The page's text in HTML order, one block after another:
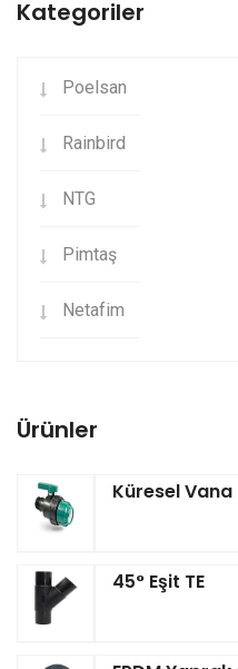
Kategoriler
Poelsan
Rainbird
NTG
Pimtaş
Netafim
Ürünler
Küresel
45° Eşit TE